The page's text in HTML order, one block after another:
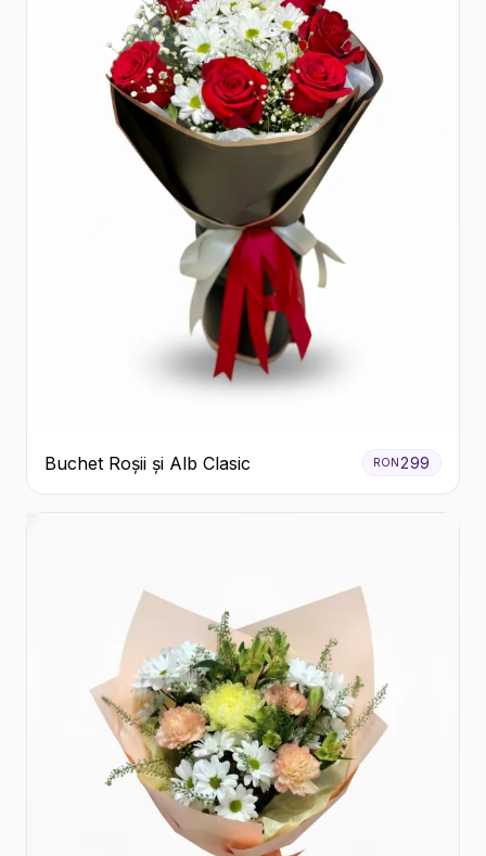
Buchet Roșii și Alb Clasic RON 299